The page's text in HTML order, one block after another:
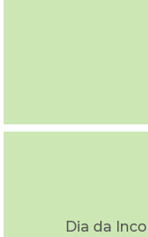
Dia da